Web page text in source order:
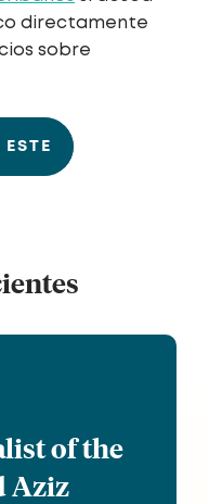
directamente
sobre
of the
Aziz